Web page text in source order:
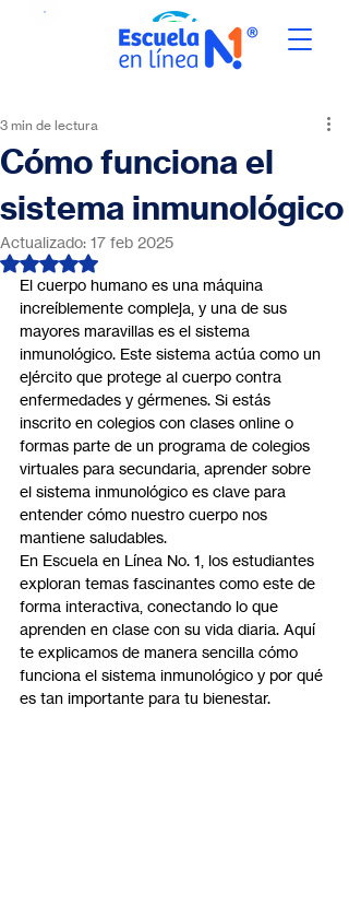
Cómo funciona el
sistema inmunológico
3 min de lectura
Actualizado: 17 feb 2025
Obtuvo NaN de 5 estrellas.
El cuerpo humano es una máquina
increíblemente compleja, y una de sus
mayores maravillas es el sistema
inmunológico. Este sistema actúa como un
ejército que protege al cuerpo contra
enfermedades y gérmenes. Si estás
inscrito en colegios con clases online o
formas parte de un programa de colegios
virtuales para secundaria, aprender sobre
el sistema inmunológico es clave para
entender cómo nuestro cuerpo nos
mantiene saludables.
En Escuela en Línea No. 1, los estudiantes
exploran temas fascinantes como este de
forma interactiva, conectando lo que
aprenden en clase con su vida diaria. Aquí
te explicamos de manera sencilla cómo
funciona el sistema inmunológico y por qué
es tan importante para tu bienestar.